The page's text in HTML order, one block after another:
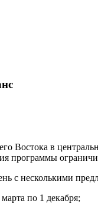
Востока в
программы
с несколькими
по 1 декабря;